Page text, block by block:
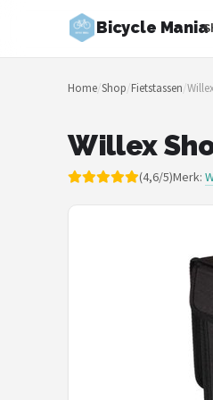
Bicycle Mania
Zoeken
NAVIGATIE
Merken
Home/Shop/Fietstassen/
Willex
(4,6/5)Merk: